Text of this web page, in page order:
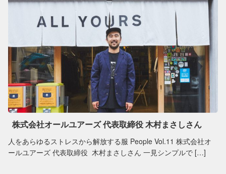
株式会社オールユアーズ 代表取締役 木村まさしさん
人をあらゆるストレスから解放する服 People Vol.11 株式会社オ
ールユアーズ 代表取締役 木村まさしさん 一見シンプルで […]